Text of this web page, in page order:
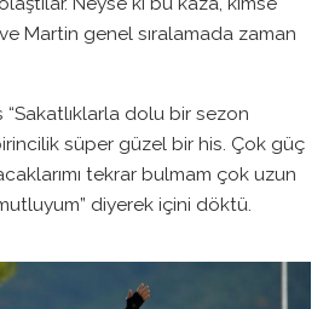
Martin genel sıralamada zaman
“Sakatlıklarla dolu bir sezon
süper güzel bir his. Çok güç
tekrar bulmam çok uzun
diyerek içini döktü.